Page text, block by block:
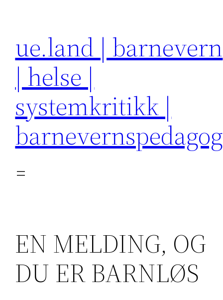
ue.land | barnevern
| helse |
systemkritikk |
barnevernspedagog
EN MELDING, OG
DU ER BARNLØS